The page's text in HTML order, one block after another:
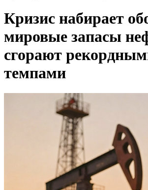
Кризис набирает
мировые запасы
сгорают
темпами